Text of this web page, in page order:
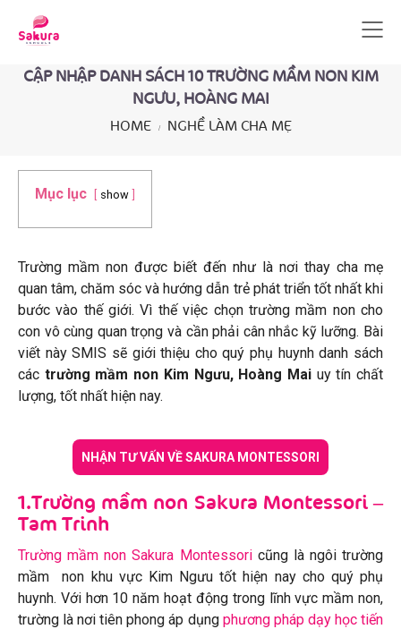
CẬP NHẬP DANH SÁCH 10 TRƯỜNG MẦM NON KIM
NGƯU, HOÀNG MAI
HOME NGHỀ LÀM CHA MẸ
Mục lục show
Trường mầm non được biết đến như là nơi thay cha mẹ
quan tâm, chăm sóc và hướng dẫn trẻ phát triển tốt nhất khi
bước vào thế giới. Vì thế việc chọn trường mầm non cho
con vô cùng quan trọng và cần phải cân nhắc kỹ lưỡng. Bài
viết này SMIS sẽ giới thiệu cho quý phụ huynh danh sách
các trường mầm non Kim Ngưu, Hoàng Maiuy tín chất
lượng, tốt nhất hiện nay.
NHẬN TƯ VẤN VỀ SAKURA MONTESSORI
1.Trường mầm non Sakura Montessori –
Tam Trinh
Trường mầm non Sakura Montessoricũng là ngôi trường
mầm non khu vực Kim Ngưu tốt hiện nay cho quý phụ
huynh. Với hơn 10 năm hoạt động trong lĩnh vực mầm non,
trường là nơi tiên phong áp dụng phương pháp dạy học tiến